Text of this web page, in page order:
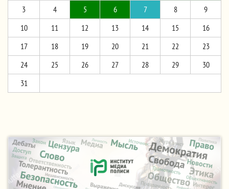
3
4 5 6 7 8
9
10
11 12 13 14 15
16
17
18 19 20 21 22
23
24
25 26 27 28 29
30
31